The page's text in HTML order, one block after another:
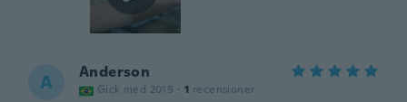
A Anderson
Gick med 2019 · 1 recensioner